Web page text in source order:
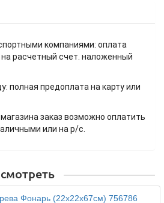
компаниями: оплата
на расчетный счет. наложенный
полная предоплата на карту или
заказ возможно оплатить
или на р/с.